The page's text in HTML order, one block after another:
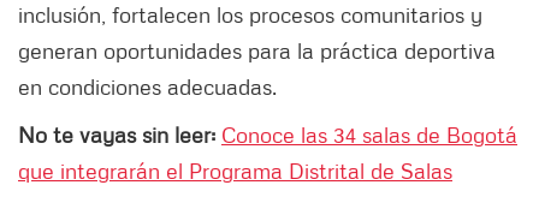
inclusión, fortalecen los procesos comunitarios y
generan oportunidades para la práctica deportiva
en condiciones adecuadas.
No te vayas sin leer: Conoce las 34 salas de Bogotá
que integrarán el Programa Distrital de Salas